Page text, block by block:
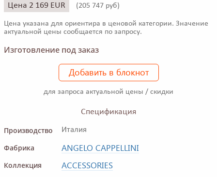
Цена 2 169 EUR (205 747 руб)
Цена указана для ориентира в ценовой категории. Значение
актуальной цены сообщается по запросу.
Изготовление под заказ
Добавить в блокнот
для запроса актуальной цены / скидки
Спецификация
Производство
Италия
Фабрика ANGELO CAPPELLINI
Коллекция ACCESSORIES